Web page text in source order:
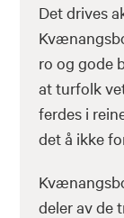
Det drives
ro og gode
at turfolk
ferdes i
det å ikke
deler av de